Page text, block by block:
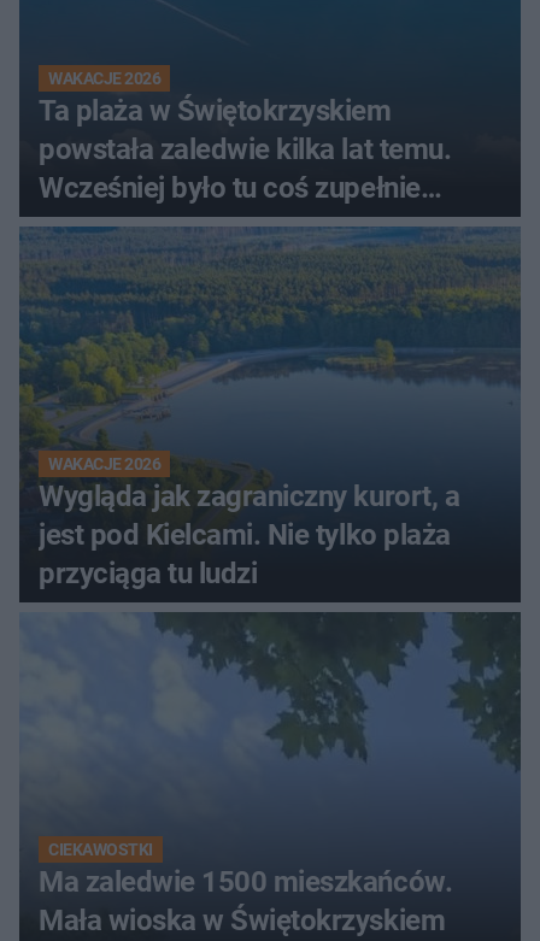
WAKACJE 2026
Ta plaża w Świętokrzyskiem
powstała zaledwie kilka lat temu.
Wcześniej było tu coś zupełnie
innego
WAKACJE 2026
Wygląda jak zagraniczny kurort, a
jest pod Kielcami. Nie tylko plaża
przyciąga tu ludzi
CIEKAWOSTKI
Ma zaledwie 1500 mieszkańców.
Mała wioska w Świętokrzyskiem